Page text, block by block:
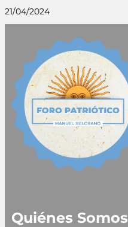
21/04/2024
Quiénes Somos